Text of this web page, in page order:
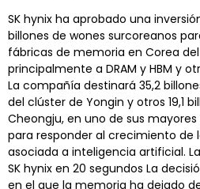
SK hynix ha aprobado una
billones de wones surcoreanos
fábricas de memoria en Corea
principalmente a DRAM y HBM y
La compañía destinará 35,2
del clúster de Yongin y otros 19,1
Cheongju, en uno de sus
para responder al crecimiento
asociada a inteligencia artificial.
SK hynix en 20 segundos La
en el que la memoria ha dejado